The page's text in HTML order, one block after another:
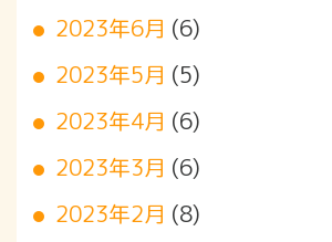
2023年6月 (6)
2023年5月 (5)
2023年4月 (6)
2023年3月 (6)
2023年2月 (8)